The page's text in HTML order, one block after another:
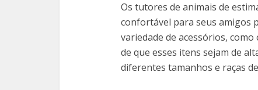
Os tutores de animais de
confortável para seus amigos
variedade de acessórios,
de que esses itens sejam de
diferentes tamanhos e raças